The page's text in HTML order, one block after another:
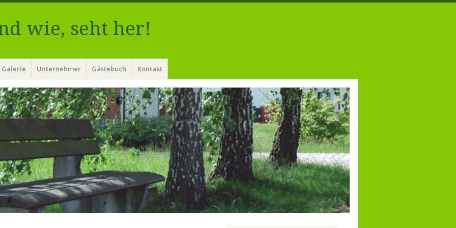
wie, seht her!
Galerie Unternehmer Gästebuch Kontakt